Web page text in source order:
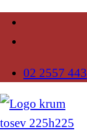
02 2557 443